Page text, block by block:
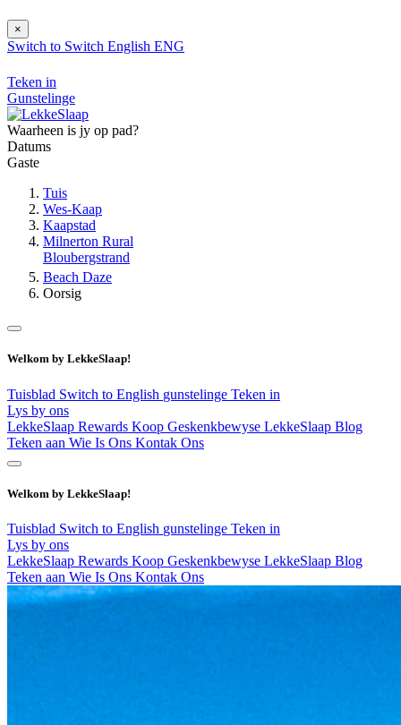
×
Switch to Switch English ENG
Teken in
Gunstelinge
Waarheen is jy op pad?
Datums
Gaste
Tuis
Wes-Kaap
Kaapstad
Milnerton Rural
Bloubergstrand
Beach Daze
Oorsig
Welkom by LekkeSlaap!
Tuisblad Switch to English gunstelinge Teken in
Lys by ons
LekkeSlaap Rewards Koop Geskenkbewyse LekkeSlaap Blog
Teken aan Wie Is Ons Kontak Ons
Welkom by LekkeSlaap!
Tuisblad Switch to English gunstelinge Teken in
Lys by ons
LekkeSlaap Rewards Koop Geskenkbewyse LekkeSlaap Blog
Teken aan Wie Is Ons Kontak Ons